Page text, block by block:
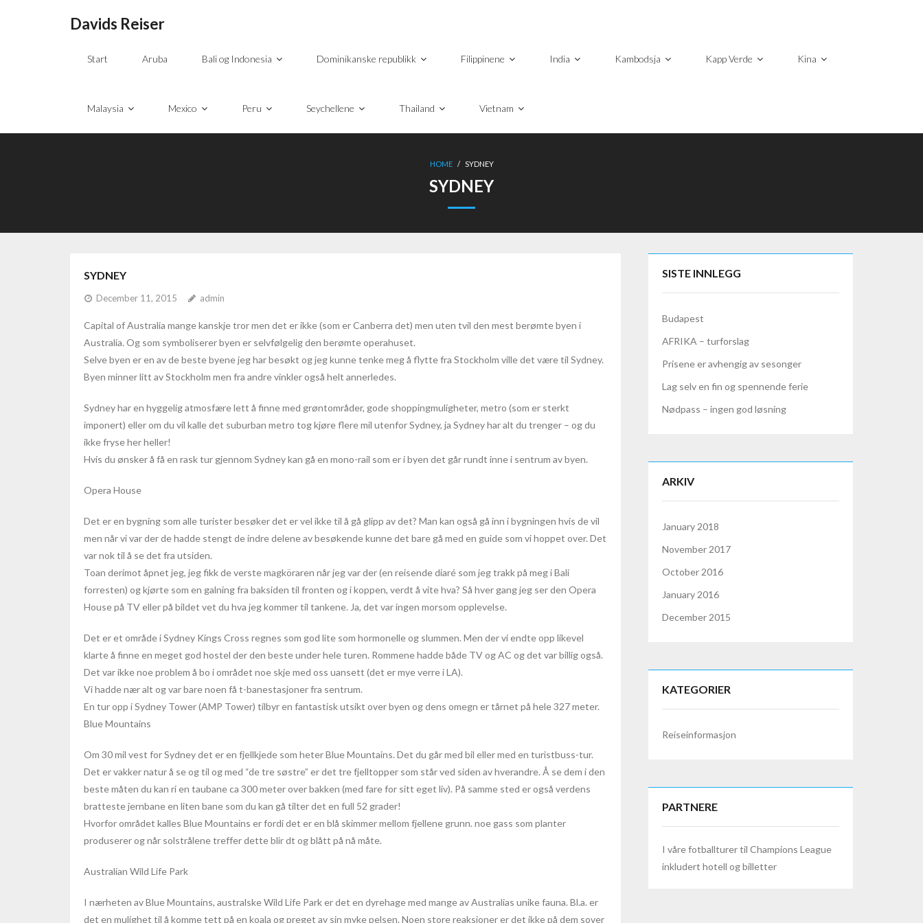
Davids Reiser
Start Aruba Bali og Indonesia Dominikanske republikk Filippinene India Kambodsja Kapp Verde Kina
Malaysia Mexico Peru Seychellene Thailand Vietnam
HOME / SYDNEY
SYDNEY
SYDNEY
December 11, 2015 admin
Capital of Australia mange kanskje tror ​​men det er ikke (som er Canberra det) men uten tvil den mest berømte byen i
Australia. Og som symboliserer byen er selvfølgelig den berømte operahuset.
Selve byen er en av de beste byene jeg har besøkt og jeg kunne tenke meg å flytte fra Stockholm ville det være til Sydney.
Byen minner litt av Stockholm men fra andre vinkler også helt annerledes.
Sydney har en hyggelig atmosfære lett å finne med grøntområder, gode shoppingmuligheter, metro (som er sterkt
imponert) eller om du vil kalle det suburban metro tog kjøre flere mil utenfor Sydney, ja Sydney har alt du trenger – og du
ikke fryse her heller!
Hvis du ønsker å få en rask tur gjennom Sydney kan gå en mono-rail som er i byen det går rundt inne i sentrum av byen.
Opera House
Det er en bygning som alle turister besøker det er vel ikke til å gå glipp av det? Man kan også gå inn i bygningen hvis de vil
men når vi var der de hadde stengt de indre delene av besøkende kunne det bare gå med en guide som vi hoppet over. Det
var nok til å se det fra utsiden.
Toan derimot åpnet jeg, jeg fikk de verste magköraren når jeg var der (en reisende diaré som jeg trakk på meg i Bali
forresten) og kjørte som en galning fra baksiden til fronten og i koppen, verdt å vite hva? Så hver gang jeg ser den Opera
House på TV eller på bildet vet du hva jeg kommer til tankene. Ja, det var ingen morsom opplevelse.
Det er et område i Sydney Kings Cross regnes som god lite som hormonelle og slummen. Men der vi endte opp likevel
klarte å finne en meget god hostel der den beste under hele turen. Rommene hadde både TV og AC og det var billig også.
Det var ikke noe problem å bo i området noe skje med oss ​​uansett (det er mye verre i LA).
Vi hadde nær alt og var bare noen få t-banestasjoner fra sentrum.
En tur opp i Sydney Tower (AMP Tower) tilbyr en fantastisk utsikt over byen og dens omegn er tårnet på hele 327 meter.
Blue Mountains
Om 30 mil vest for Sydney det er en fjellkjede som heter Blue Mountains. Det du går med bil eller med en turistbuss-tur.
Det er vakker natur å se og til og med “de tre søstre” er det tre fjelltopper som står ved siden av hverandre. Å se dem i den
beste måten du kan ri en taubane ca 300 meter over bakken (med fare for sitt eget liv). På samme sted er også verdens
bratteste jernbane en liten bane som du kan gå tilter det en full 52 grader!
Hvorfor området kalles Blue Mountains er fordi det er en blå skimmer mellom fjellene grunn. noe gass som planter
produserer og når solstrålene treffer dette blir dt og blått på nå måte.
Australian Wild Life Park
I nærheten av Blue Mountains, australske Wild Life Park er det en dyrehage med mange av Australias unike fauna. Bl.a. er
det en mulighet til å komme tett på en koala og preget av sin myke pelsen. Noen store reaksjoner er det ikke på dem sover
SISTE INNLEGG
Budapest
AFRIKA – turforslag
Prisene er avhengig av sesonger
Lag selv en fin og spennende ferie
Nødpass – ingen god løsning
ARKIV
January 2018
November 2017
October 2016
January 2016
December 2015
KATEGORIER
Reiseinformasjon
PARTNERE
I vårefotballturertil Champions League
inkludert hotell og billetter